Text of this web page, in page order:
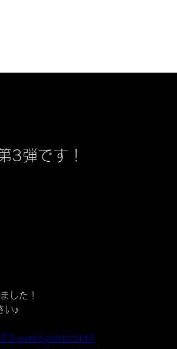
3弾です！
した！
い♪
event-postscript3